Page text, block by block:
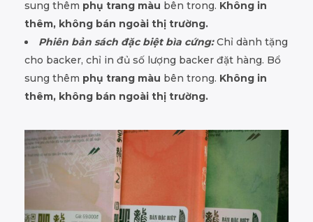
sung thêm phụ trang màu bên trong. Không in
thêm, không bán ngoài thị trường.
Phiên bản sách đặc biệt bìa cứng:Chỉ dành tặng
cho backer, chỉ in đủ số lượng backer đặt hàng. Bổ
sung thêm phụ trang màu bên trong. Không in
thêm, không bán ngoài thị trường.